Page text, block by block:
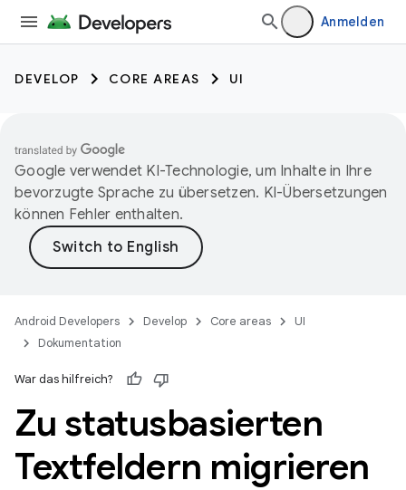
Anmelden
DEVELOP CORE AREAS UI
Google verwendet KI-Technologie, um Inhalte in Ihre
bevorzugte Sprache zu übersetzen. KI-Übersetzungen
können Fehler enthalten.
Android Developers Develop Core areas
UI
Dokumentation
War das hilfreich?
Zu statusbasierten
Textfeldern migrieren